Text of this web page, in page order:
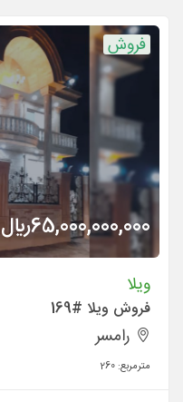
فروش
65,000,000,000ريال
ویلا
فروش ویلا #169
رامسر
مترمربع: 260